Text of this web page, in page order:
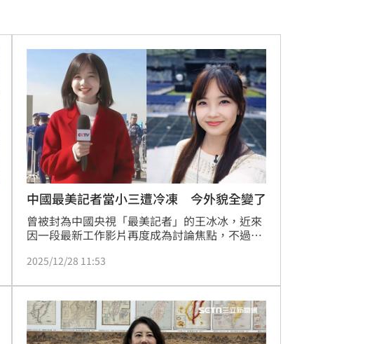
中國最美記者當小三遭冷凍 今外貌全變了
曾被封為中國央視「最美記者」的王冰冰，近來
因一段最新工作影片再度成為討論焦點，不過這
變化」。不少網友直言，她看起來和過去甜美、
完全像另一個人」。
2025/12/28 11:53